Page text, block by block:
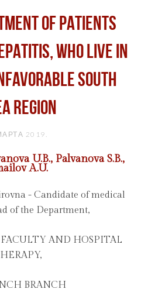
OF PATIENTS
WHO LIVE IN
SOUTH
REGION
2019 .
U.B., Palvanova S.B.,
A.U.
- Candidate of medical
of the Department,
AND HOSPITAL
BRANCH